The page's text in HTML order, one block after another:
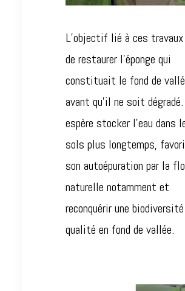
L’objectif lié à ces
de restaurer l’éponge qui
constituait le fond de
avant qu’il ne soit dégradé.
espère stocker l’eau dans
sols plus longtemps,
son autoépuration par la
naturelle notamment et
reconquérir une
qualité en fond de vallée.